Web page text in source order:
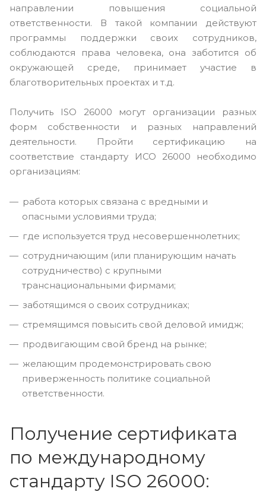
направлении повышения социальной
ответственности. В такой компании действуют
программы поддержки своих сотрудников,
соблюдаются права человека, она заботится об
окружающей среде, принимает участие в
благотворительных проектах и т.д.
Получить ISO 26000 могут организации разных
форм собственности и разных направлений
деятельности. Пройти сертификацию на
соответствие стандарту ИСО 26000 необходимо
организациям:
работа которых связана с вредными и
опасными условиями труда;
где используется труд несовершеннолетних;
сотрудничающим (или планирующим начать
сотрудничество) с крупными
транснациональными фирмами;
заботящимся о своих сотрудниках;
стремящимся повысить свой деловой имидж;
продвигающим свой бренд на рынке;
желающим продемонстрировать свою
приверженность политике социальной
ответственности.
Получение сертификата
по международному
стандарту ISO 26000: